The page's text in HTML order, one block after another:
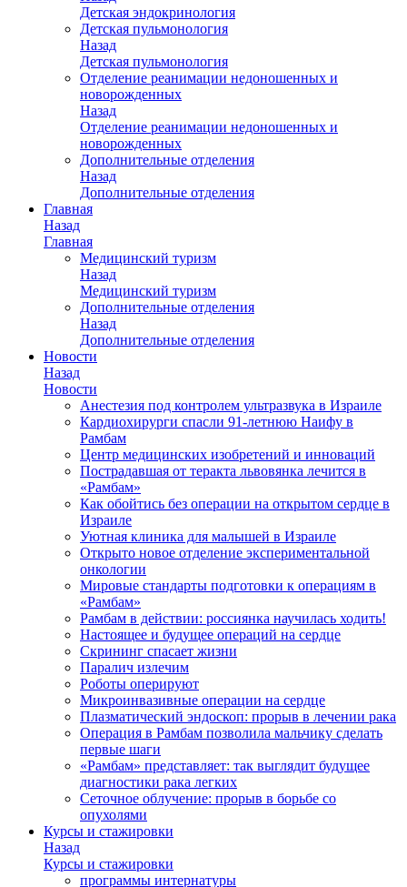
Детская эндокринология
Детская пульмонология
Назад
Детская пульмонология
Отделение реанимации недоношенных и
новорожденных
Назад
Отделение реанимации недоношенных и
новорожденных
Дополнительные отделения
Назад
Дополнительные отделения
Главная
Назад
Главная
Медицинский туризм
Назад
Медицинский туризм
Дополнительные отделения
Назад
Дополнительные отделения
Новости
Назад
Новости
Анестезия под контролем ультразвука в Израиле
Кардиохирурги спасли 91-летнюю Наифу в
Рамбам
Центр медицинских изобретений и инноваций
Пострадавшая от теракта львовянка лечится в
«Рамбам»
Как обойтись без операции на открытом сердце в
Израиле
Уютная клиника для малышей в Израиле
Открыто новое отделение экспериментальной
онкологии
Мировые стандарты подготовки к операциям в
«Рамбам»
Рамбам в действии: россиянка научилась ходить!
Настоящее и будущее операций на сердце
Скрининг спасает жизни
Паралич излечим
Роботы оперируют
Микроинвазивные операции на сердце
Плазматический эндоскоп: прорыв в лечении рака
Операция в Рамбам позволила мальчику сделать
первые шаги
«Рамбам» представляет: так выглядит будущее
диагностики рака легких
Сеточное облучение: прорыв в борьбе со
опухолями
Курсы и стажировки
Назад
Курсы и стажировки
программы интернатуры